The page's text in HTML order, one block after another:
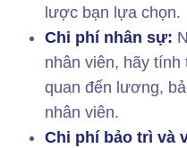
lược bạn lựa chọn.
Chi phí nhân sự:
nhân viên, hãy tính
quan đến lương,
nhân viên.
Chi phí bảo trì và